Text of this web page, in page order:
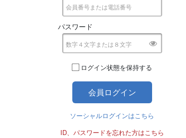
パスワード
ログイン状態を保持する
ソーシャルログインはこちら
ID、パスワードを忘れた方はこちら